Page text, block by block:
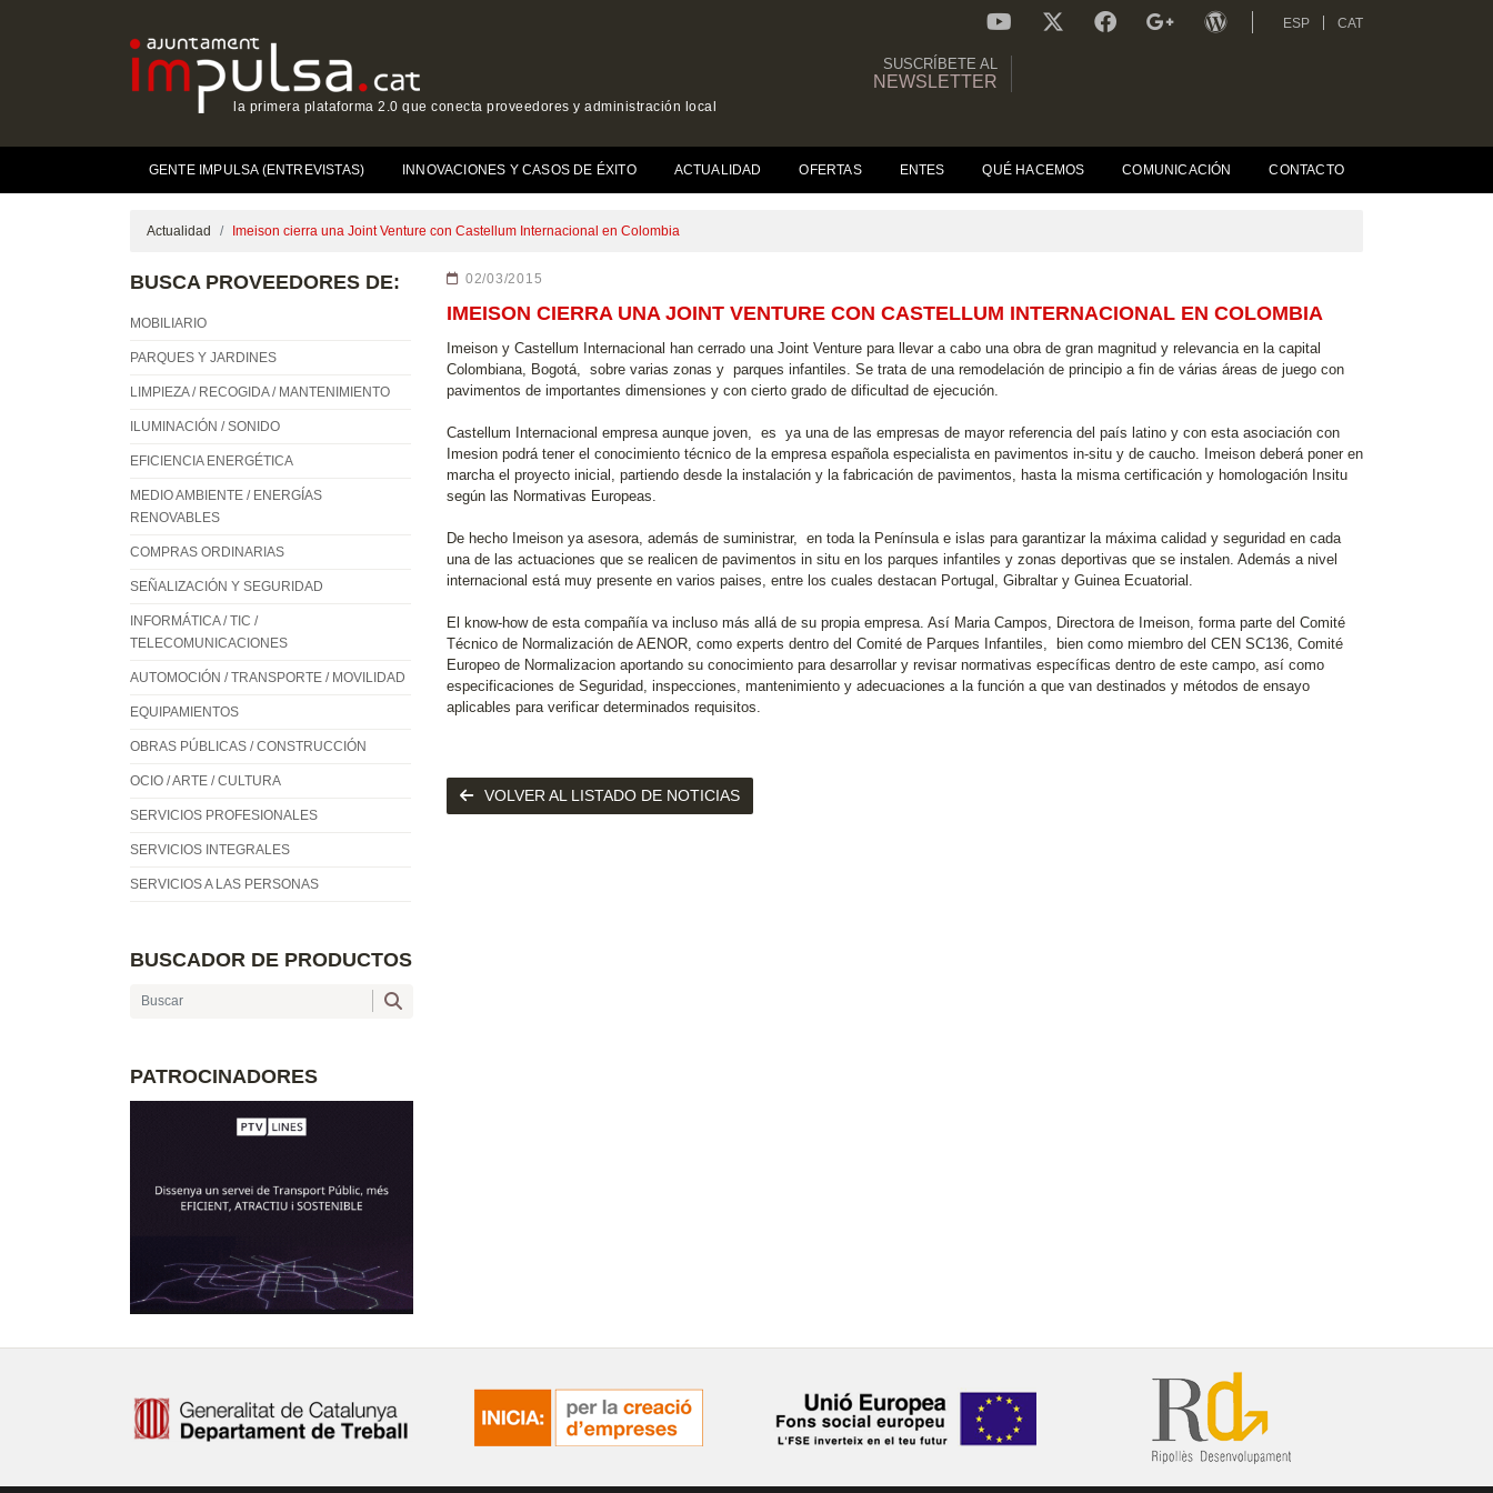
la primera plataforma 2.0 que conecta proveedores y administración local
ESP CAT
SUSCRÍBETE AL
NEWSLETTER
GENTE IMPULSA (ENTREVISTAS) INNOVACIONES Y CASOS DE ÉXITO ACTUALIDAD (CURRENT)
OFERTAS ENTES QUÉ HACEMOS COMUNICACIÓN CONTACTO
Actualidad Imeison cierra una Joint Venture con Castellum Internacional en Colombia
BUSCA PROVEEDORES DE:
MOBILIARIO
PARQUES Y JARDINES
LIMPIEZA / RECOGIDA / MANTENIMIENTO
ILUMINACIÓN / SONIDO
EFICIENCIA ENERGÉTICA
MEDIO AMBIENTE / ENERGÍAS
RENOVABLES
COMPRAS ORDINARIAS
SEÑALIZACIÓN Y SEGURIDAD
INFORMÁTICA / TIC /
TELECOMUNICACIONES
AUTOMOCIÓN / TRANSPORTE / MOVILIDAD
EQUIPAMIENTOS
OBRAS PÚBLICAS / CONSTRUCCIÓN
OCIO / ARTE / CULTURA
SERVICIOS PROFESIONALES
SERVICIOS INTEGRALES
SERVICIOS A LAS PERSONAS
BUSCADOR DE PRODUCTOS
PATROCINADORES
02/03/2015
IMEISON CIERRA UNA JOINT VENTURE CON CASTELLUM INTERNACIONAL EN COLOMBIA
Imeison y Castellum Internacional han cerrado una Joint Venture para llevar a cabo una obra de gran magnitud y relevancia en la capital
Colombiana, Bogotá, sobre varias zonas y parques infantiles. Se trata de una remodelación de principio a fin de várias áreas de juego con
pavimentos de importantes dimensiones y con cierto grado de dificultad de ejecución.
Castellum Internacional empresa aunque joven, es ya una de las empresas de mayor referencia del país latino y con esta asociación con
Imesion podrá tener el conocimiento técnico de la empresa española especialista en pavimentos in-situ y de caucho. Imeison deberá poner en
marcha el proyecto inicial, partiendo desde la instalación y la fabricación de pavimentos, hasta la misma certificación y homologación Insitu
según las Normativas Europeas.
De hecho Imeison ya asesora, además de suministrar, en toda la Península e islas para garantizar la máxima calidad y seguridad en cada
una de las actuaciones que se realicen de pavimentos in situ en los parques infantiles y zonas deportivas que se instalen. Además a nivel
internacional está muy presente en varios paises, entre los cuales destacan Portugal, Gibraltar y Guinea Ecuatorial.
El know-how de esta compañía va incluso más allá de su propia empresa. Así Maria Campos, Directora de Imeison, forma parte del Comité
Técnico de Normalización de AENOR, como experts dentro del Comité de Parques Infantiles, bien como miembro del CEN SC136, Comité
Europeo de Normalizacion aportando su conocimiento para desarrollar y revisar normativas específicas dentro de este campo, así como
especificaciones de Seguridad, inspecciones, mantenimiento y adecuaciones a la función a que van destinados y métodos de ensayo
aplicables para verificar determinados requisitos.
VOLVER AL LISTADO DE NOTICIAS